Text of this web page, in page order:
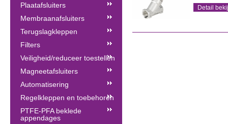
Detail
Plaatafsluiters
Membraanafsluiters
Terugslagkleppen
Filters
Veiligheid/reduceer toestellen
Magneetafsluiters
Automatisering
Regelkleppen en toebehoren
PTFE-PFA beklede
appendages